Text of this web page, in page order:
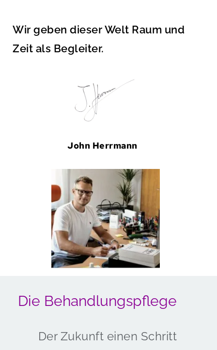
Wir geben dieser Welt Raum und
Zeit als Begleiter.
John Herrmann
Die Behandlungspflege
Der Zukunft einen Schritt